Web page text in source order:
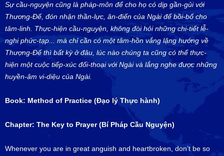
Sự cầu-nguyện cũng là pháp-môn để cho họ có dịp gần-gủi với
Thương-Đế, đón nhận thần-lực, ân-điển của Ngài để bồi-bổ cho
tâm-linh. Thực-hiện cầu-nguyện, không đòi hỏi những chi-tiết lễ-
nghi phức-tạp... mà chỉ cần có một tâm-hồn vắng lặng hướng về
Thượng-Đế thì bất kỳ ở đâu, lúc nào chúng ta cũng có thể thực-
hiện một cuộc tiếp-xúc đối-thoại với Ngài và lắng nghe được những
huyền-âm vi-diệu của Ngài.
Book: Method of Practice (Đạo lý Thực hành)
Chapter: The Key to Prayer (Bí Pháp Cầu Nguyện)
Whenever you are in great anguish and heartbroken, don’t be so